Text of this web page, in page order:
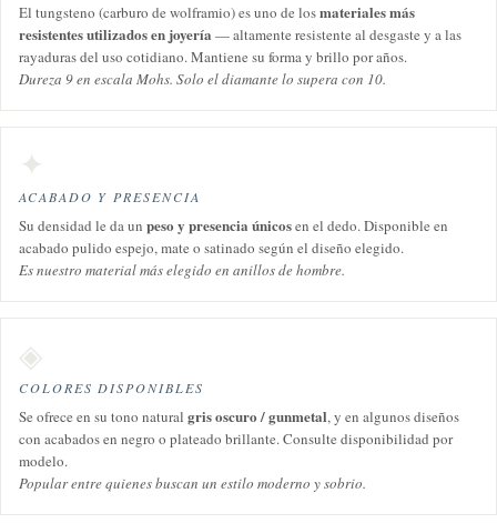
El tungsteno (carburo de wolframio) es uno de losmateriales más
resistentes utilizados en joyería — altamente resistente al desgaste y a las
rayaduras del uso cotidiano. Mantiene su forma y brillo por años.
Dureza 9 en escala Mohs. Solo el diamante lo supera con 10.
✦
ACABADO Y PRESENCIA
Su densidad le da un peso y presencia únicosen el dedo. Disponible en
acabado pulido espejo, mate o satinado según el diseño elegido.
Es nuestro material más elegido en anillos de hombre.
◈
COLORES DISPONIBLES
Se ofrece en su tono natural gris oscuro / gunmetal, y en algunos diseños
con acabados en negro o plateado brillante. Consulte disponibilidad por
modelo.
Popular entre quienes buscan un estilo moderno y sobrio.